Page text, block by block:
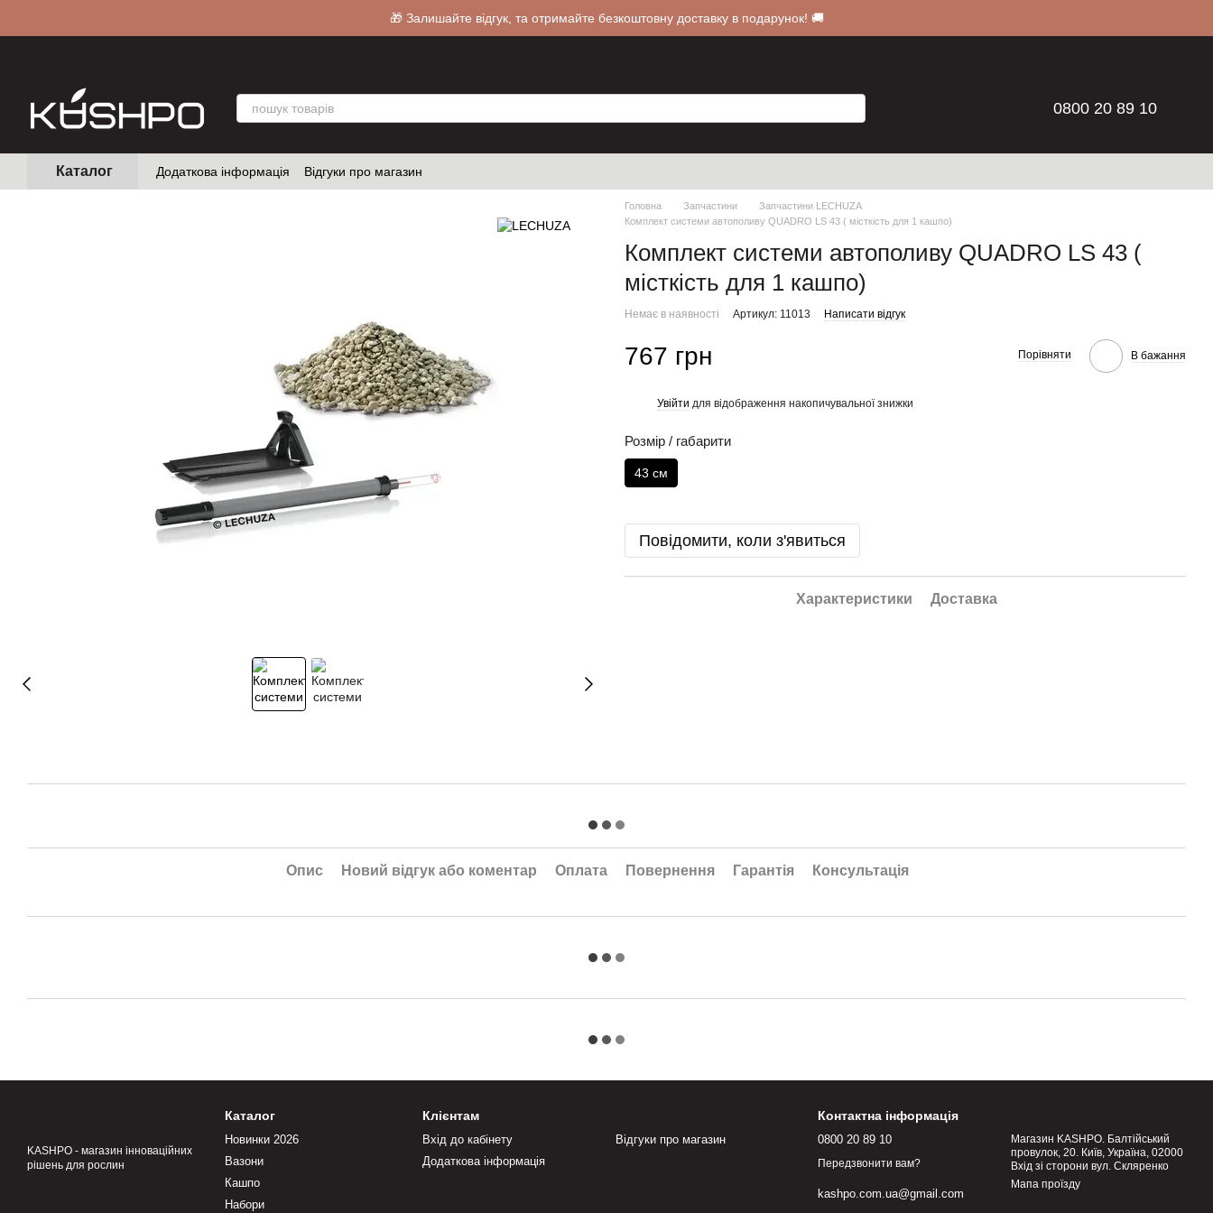
🎁 Залишайте відгук, та отримайте безкоштовну доставку в подарунок! 🚚
0800 20 89 10
Каталог Додаткова інформація Відгуки про магазин
Головна Запчастини
Запчастини LECHUZA
Комплект системи автополиву QUADRO LS 43 ( місткість для 1 кашпо)
Комплект системи автополиву QUADRO LS 43 (
місткість для 1 кашпо)
Немає в наявності Артикул: 11013 Написати відгук
767 грн Порівняти В бажання
Увійти для відображення накопичувальної знижки
Розмір / габарити
43 см
Повідомити, коли з'явиться
Характеристики Доставка
Опис Новий відгук або коментар Оплата Повернення Гарантія Консультація
KASHPO - магазин інноваційних
рішень для рослин
Каталог
Новинки 2026
Вазони
Кашпо
Набори
Клієнтам
Вхід до кабінету
Додаткова інформація
Відгуки про магазин
Контактна інформація
0800 20 89 10
Передзвонити вам?
kashpo.com.ua@gmail.com
Магазин KASHPO. Балтійський
провулок, 20. Київ, Україна, 02000
Вхід зі сторони вул. Скляренко
Мапа проїзду